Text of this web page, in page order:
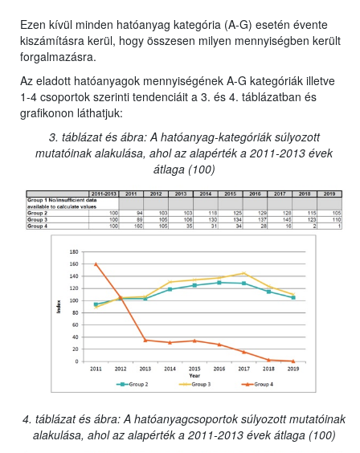
Ezen kívül minden hatóanyag kategória (A-G) esetén évente
kiszámításra kerül, hogy összesen milyen mennyiségben került
forgalmazásra.
Az eladott hatóanyagok mennyiségének A-G kategóriák illetve
1-4 csoportok szerinti tendenciáit a 3. és 4. táblázatban és
grafikonon láthatjuk:
3. táblázat és ábra: A hatóanyag-kategóriák súlyozott
mutatóinak alakulása, ahol az alapérték a 2011-2013 évek
átlaga (100)
4. táblázat és ábra: A hatóanyagcsoportok súlyozott mutatóinak
alakulása, ahol az alapérték a 2011-2013 évek átlaga (100)